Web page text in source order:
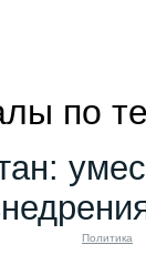
по
Политика